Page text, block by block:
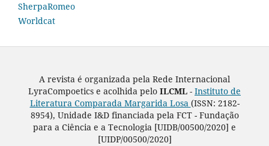
SherpaRomeo
Worldcat
A revista é organizada pela Rede Internacional
LyraCompoetics e acolhida pelo ILCML - Instituto de
Literatura Comparada Margarida Losa (ISSN: 2182-
8954), Unidade I&D financiada pela FCT - Fundação
para a Ciência e a Tecnologia [UIDB/00500/2020] e
[UIDP/00500/2020]